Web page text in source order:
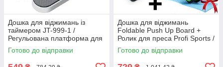
Дошка для віджимань із
таймером JT-999-1 /
Регульована платформа для
віджимань / Фітнес тренажер
для преса
Готово до відправки
Дошка для віджимань
Foldable Push Up Board +
Ролик для преса Profi Sports /
Платформа з упорами
Готово до відправки